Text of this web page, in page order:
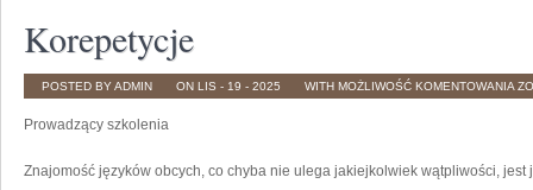
Korepetycje
POSTED BY ADMIN ON LIS - 19 - 2025 WITH MOŻLIWOŚĆ KOMENTOWANIA
Prowadzący szkolenia
Znajomość języków obcych, co chyba nie ulega jakiejkolwiek wątpliwości,